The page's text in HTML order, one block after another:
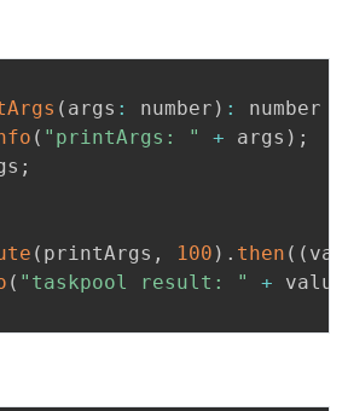
( args : number ) : number
( "printArgs: " + args ) ;
;
( printArgs , 100 ) . then ( (
( "taskpool result: " + value